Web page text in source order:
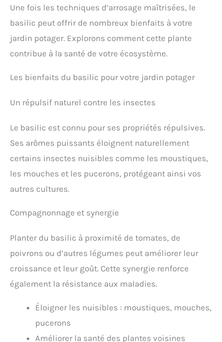
Une fois les techniques d’arrosage maîtrisées, le
basilic peut offrir de nombreux bienfaits à votre
jardin potager. Explorons comment cette plante
contribue à la santé de votre écosystème.
Les bienfaits du basilic pour votre jardin potager
Un répulsif naturel contre les insectes
Le basilic est connu pour ses propriétés répulsives.
Ses arômes puissants éloignent naturellement
certains insectes nuisibles comme les moustiques,
les mouches et les pucerons, protégeant ainsi vos
autres cultures.
Compagnonnage et synergie
Planter du basilic à proximité de tomates, de
poivrons ou d’autres légumes peut améliorer leur
croissance et leur goût. Cette synergie renforce
également la résistance aux maladies.
Éloigner les nuisibles : moustiques, mouches,
pucerons
Améliorer la santé des plantes voisines